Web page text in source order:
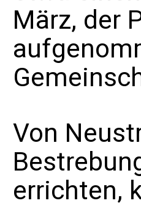
März, der
Von
errichten,